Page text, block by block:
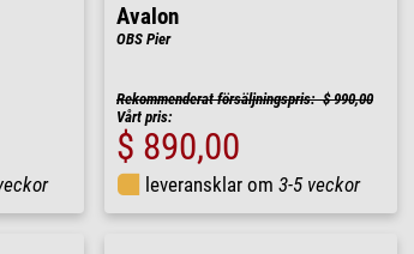
Avalon
OBS Pier
Rekommenderat försäljningspris: $ 990,00
Vårt pris:
$ 890,00
leveransklar om 3-5 veckor